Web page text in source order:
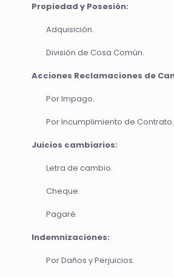
Propiedad y Posesión:
Adquisición.
División de Cosa Común.
Acciones Reclamaciones de
Por Impago.
Por Incumplimiento de Contrato.
Juicios cambiarios:
Letra de cambio.
Cheque.
Pagaré.
Indemnizaciones:
Por Daños y Perjuicios.